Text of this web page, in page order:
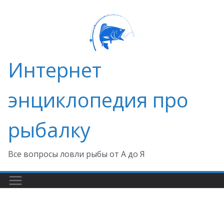
Интернет
энциклопедия про
рыбалку
Все вопросы ловли рыбы от А до Я